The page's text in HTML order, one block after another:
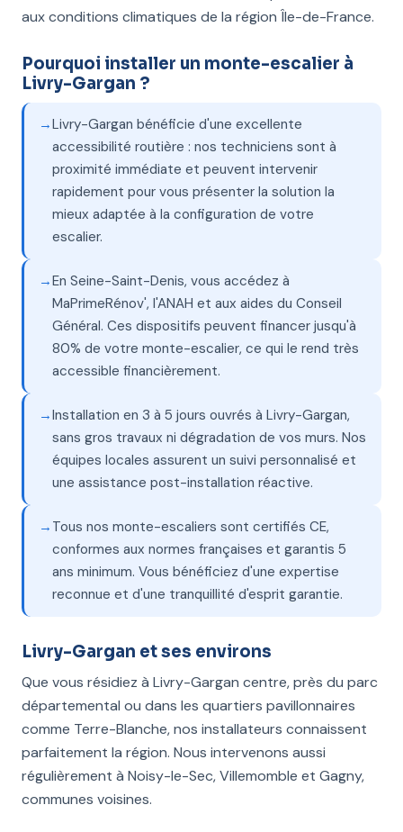
aux conditions climatiques de la région Île-de-France.
Pourquoi installer un monte-escalier à
Livry-Gargan ?
Livry-Gargan bénéficie d'une excellente
accessibilité routière : nos techniciens sont à
proximité immédiate et peuvent intervenir
rapidement pour vous présenter la solution la
mieux adaptée à la configuration de votre
escalier.
En Seine-Saint-Denis, vous accédez à
MaPrimeRénov', l'ANAH et aux aides du Conseil
Général. Ces dispositifs peuvent financer jusqu'à
80% de votre monte-escalier, ce qui le rend très
accessible financièrement.
Installation en 3 à 5 jours ouvrés à Livry-Gargan,
sans gros travaux ni dégradation de vos murs. Nos
équipes locales assurent un suivi personnalisé et
une assistance post-installation réactive.
Tous nos monte-escaliers sont certifiés CE,
conformes aux normes françaises et garantis 5
ans minimum. Vous bénéficiez d'une expertise
reconnue et d'une tranquillité d'esprit garantie.
Livry-Gargan et ses environs
Que vous résidiez à Livry-Gargan centre, près du parc
départemental ou dans les quartiers pavillonnaires
comme Terre-Blanche, nos installateurs connaissent
parfaitement la région. Nous intervenons aussi
régulièrement à Noisy-le-Sec, Villemomble et Gagny,
communes voisines.